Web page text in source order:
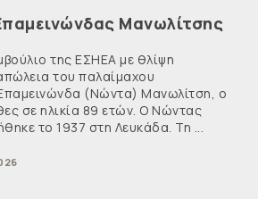
Μανωλίτσης
της ΕΣΗΕΑ με θλίψη
του παλαίμαχου
(Νώντα) Μανωλίτση, ο
σε ηλικία 89 ετών. Ο Νώντας
το 1937 στη Λευκάδα. Τη ...